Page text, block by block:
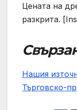
Цената на
разкрита.
Нашия
Търговско-